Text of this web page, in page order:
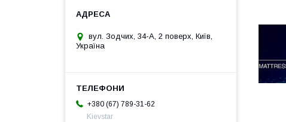
вул. Зодчих, 34-А, 2 поверх, Київ,
Україна
+380 (67) 789-31-62
Kievstar